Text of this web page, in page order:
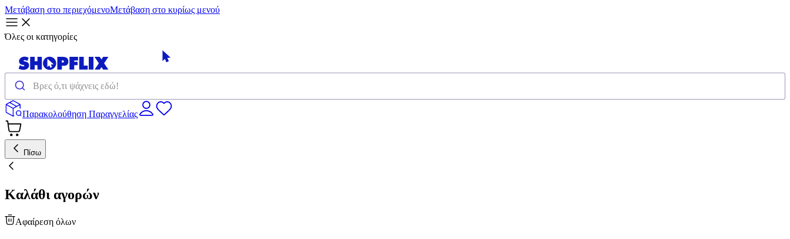
Μετάβαση στο περιεχόμενοΜετάβαση στο κυρίως μενού
Όλες οι κατηγορίες
Παρακολούθηση Παραγγελίας
Πίσω
Καλάθι αγορών
Αφαίρεση όλων